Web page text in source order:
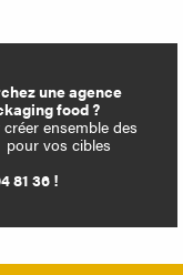
une agence
food ?
ensemble des
vos cibles
81 36 !